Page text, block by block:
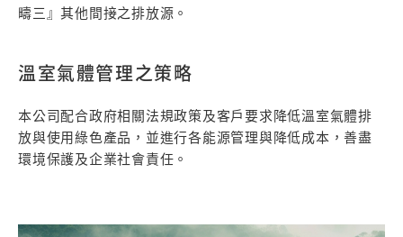
疇三』其他間接之排放源。
溫室氣體管理之策略
本公司配合政府相關法規政策及客戶要求降低溫室氣體排
放與使用綠色產品，並進行各能源管理與降低成本，善盡
環境保護及企業社會責任。